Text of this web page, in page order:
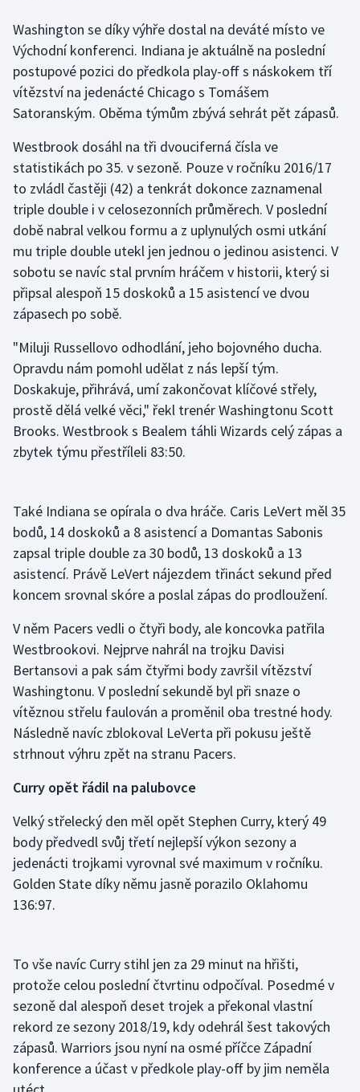
Gymnastika
Házená
Judo
Krasobruslení
Lezení
Lyže a snowboard
Moderní pětiboj
Motorsport
Olympijské hry
Parasport
Plážový volejbal
Ragby
Rychlobruslení
Rychlostní kanoistika
Short track
Sportovní střelba
Stolní tenis
Triatlon
Veslování
Vodní slalom
Volejbal
Washington se díky výhře dostal na deváté místo ve
Východní konferenci. Indiana je aktuálně na poslední
postupové pozici do předkola play-off s náskokem tří
vítězství na jedenácté Chicago s Tomášem
Satoranským. Oběma týmům zbývá sehrát pět zápasů.
Westbrook dosáhl na tři dvouciferná čísla ve
statistikách po 35. v sezoně. Pouze v ročníku 2016/17
to zvládl častěji (42) a tenkrát dokonce zaznamenal
triple double i v celosezonních průměrech. V poslední
době nabral velkou formu a z uplynulých osmi utkání
mu triple double utekl jen jednou o jedinou asistenci. V
sobotu se navíc stal prvním hráčem v historii, který si
připsal alespoň 15 doskoků a 15 asistencí ve dvou
zápasech po sobě.
"Miluji Russellovo odhodlání, jeho bojovného ducha.
Opravdu nám pomohl udělat z nás lepší tým.
Doskakuje, přihrává, umí zakončovat klíčové střely,
prostě dělá velké věci," řekl trenér Washingtonu Scott
Brooks. Westbrook s Bealem táhli Wizards celý zápas a
zbytek týmu přestříleli 83:50.
Také Indiana se opírala o dva hráče. Caris LeVert měl 35
bodů, 14 doskoků a 8 asistencí a Domantas Sabonis
zapsal triple double za 30 bodů, 13 doskoků a 13
asistencí. Právě LeVert nájezdem třináct sekund před
koncem srovnal skóre a poslal zápas do prodloužení.
V něm Pacers vedli o čtyři body, ale koncovka patřila
Westbrookovi. Nejprve nahrál na trojku Davisi
Bertansovi a pak sám čtyřmi body završil vítězství
Washingtonu. V poslední sekundě byl při snaze o
vítěznou střelu faulován a proměnil oba trestné hody.
Následně navíc zblokoval LeVerta při pokusu ještě
strhnout výhru zpět na stranu Pacers.
Curry opět řádil na palubovce
Velký střelecký den měl opět Stephen Curry, který 49
body předvedl svůj třetí nejlepší výkon sezony a
jedenácti trojkami vyrovnal své maximum v ročníku.
Golden State díky němu jasně porazilo Oklahomu
136:97.
To vše navíc Curry stihl jen za 29 minut na hřišti,
protože celou poslední čtvrtinu odpočíval. Posedmé v
sezoně dal alespoň deset trojek a překonal vlastní
rekord ze sezony 2018/19, kdy odehrál šest takových
zápasů. Warriors jsou nyní na osmé příčce Západní
konference a účast v předkole play-off by jim neměla